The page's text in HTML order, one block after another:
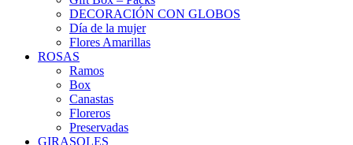
DECORACIÓN CON GLOBOS
Día de la mujer
Flores Amarillas
ROSAS
Ramos
Box
Canastas
Floreros
Preservadas
GIRASOLES